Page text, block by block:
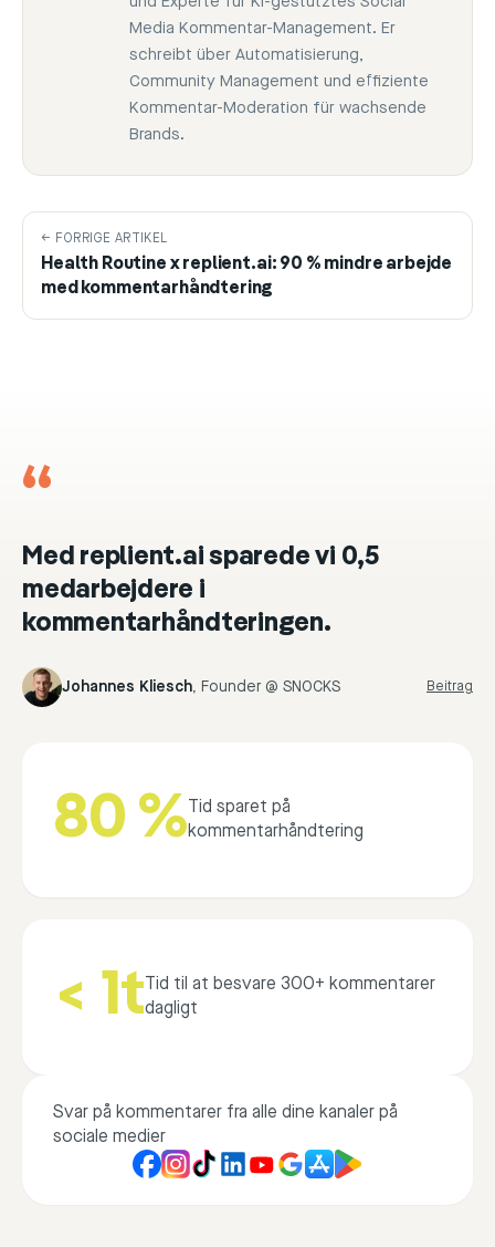
Media Kommentar-Management. Er
schreibt über Automatisierung,
Community Management und effiziente
Kommentar-Moderation für wachsende
Brands.
← FORRIGE ARTIKEL
Health Routine x replient.ai: 90 % mindre arbejde
med kommentarhåndtering
“
Med replient.ai sparede vi 0,5
medarbejdere i
kommentarhåndteringen.
Johannes Kliesch, Founder @ SNOCKS Beitrag
80 %Tid sparet på
kommentarhåndtering
< 1tTid til at besvare 300+ kommentarer
dagligt
Svar på kommentarer fra alle dine kanaler på
sociale medier